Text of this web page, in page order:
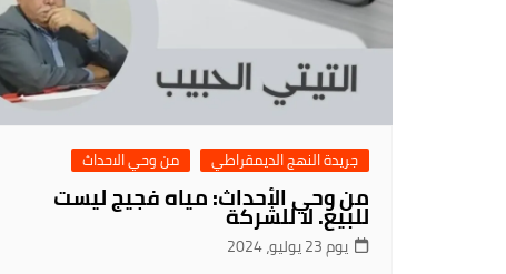
جريدة النهج الديمقراطي من وحي الاحداث
من وحي الأحداث: مياه فجيج ليست
للبيع. لا للشركة
يوم 23 يوليو، 2024